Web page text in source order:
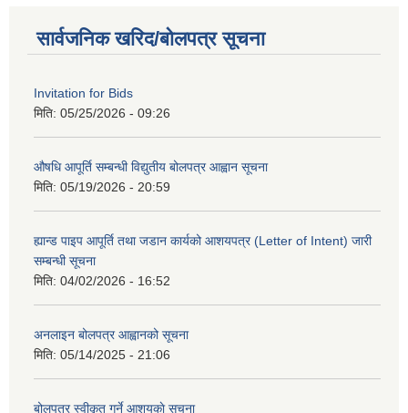
सार्वजनिक खरिद/बोलपत्र सूचना
Invitation for Bids
मिति: 05/25/2026 - 09:26
औषधि आपूर्ति सम्बन्धी विद्युतीय बोलपत्र आह्वान सूचना
मिति: 05/19/2026 - 20:59
ह्यान्ड पाइप आपूर्ति तथा जडान कार्यको आशयपत्र (Letter of Intent) जारी
सम्बन्धी सूचना
मिति: 04/02/2026 - 16:52
अनलाइन बोलपत्र आह्वानको सूचना
मिति: 05/14/2025 - 21:06
बोलपत्र स्वीकृत गर्ने आशयकाे सूचना